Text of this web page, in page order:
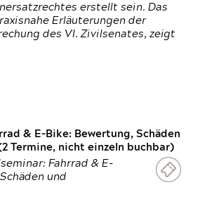
erstellt sein. Das
Erläuterungen der
des VI. Zivilsenates, zeigt
& E-Bike: Bewertung, Schäden
Termine, nicht einzeln buchbar)
Fahrrad & E-
und